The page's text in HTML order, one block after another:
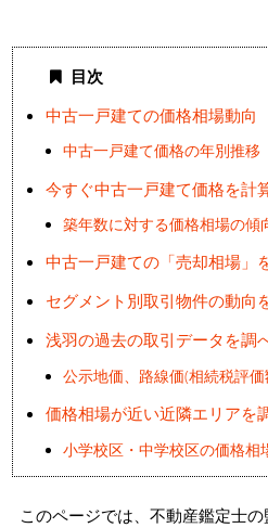
目次
中古一戸建ての価格相場動向
中古一戸建て価格の年別推移
今すぐ中古一戸建て価格を計
築年数に対する価格相場の傾
中古一戸建ての「売却相場」
セグメント別取引物件の動向
浅羽の過去の取引データを調
公示地価、路線価(相続税評
価格相場が近い近隣エリアを
小学校区・中学校区の価格相
このページでは、不動産鑑定士の